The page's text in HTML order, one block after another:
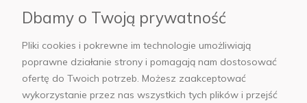
AB Foto
Dbamy o Twoją prywatność
Pliki cookies i pokrewne im technologie umożliwiają
poprawne działanie strony i pomagają nam dostosować
ofertę do Twoich potrzeb. Możesz zaakceptować
wykorzystanie przez nas wszystkich tych plików i przejść